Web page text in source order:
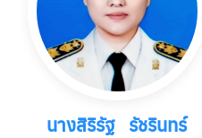
นางสิริรัฐ รัชรินทร์